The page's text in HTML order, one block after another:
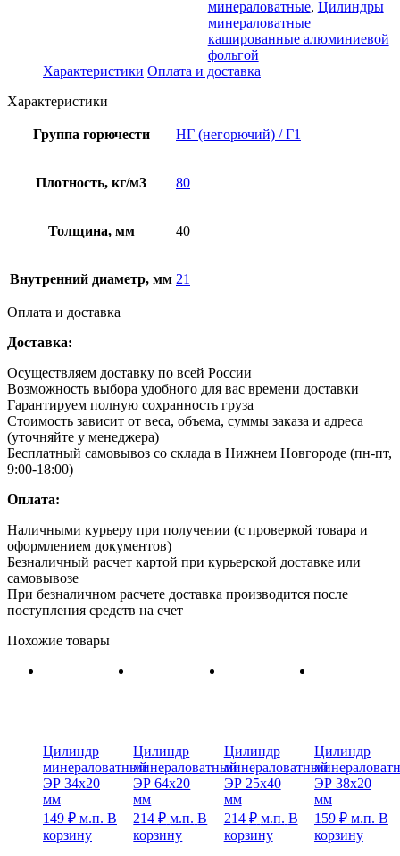
минераловатные, Цилиндры
минераловатные
кашированные алюминиевой
фольгой
Характеристики Оплата и доставка
Характеристики
Группа горючести НГ (негорючий) / Г1
Плотность, кг/м3 80
Толщина, мм 40
Внутренний диаметр, мм 21
Оплата и доставка
Доставка:
Осуществляем доставку по всей России
Возможность выбора удобного для вас времени доставки
Гарантируем полную сохранность груза
Стоимость зависит от веса, объема, суммы заказа и адреса
(уточняйте у менеджера)
Бесплатный самовывоз со склада в Нижнем Новгороде (пн-пт,
9:00-18:00)
Оплата:
Наличными курьеру при получении (с проверкой товара и
оформлением документов)
Безналичный расчет картой при курьерской доставке или
самовывозе
При безналичном расчете доставка производится после
поступления средств на счет
Похожие товары
Цилиндр
минераловатный
ЭР 34х20
мм
149 ₽ м.п. В
корзину
Цилиндр
минераловатный
ЭР 64х20
мм
214₽ м.п. В
корзину
Цилиндр
минераловатный
ЭР 25х40
мм
214 ₽ м.п. В
корзину
Цилиндр
ЭР 38х20
мм
159 ₽ м.п. В
корзину